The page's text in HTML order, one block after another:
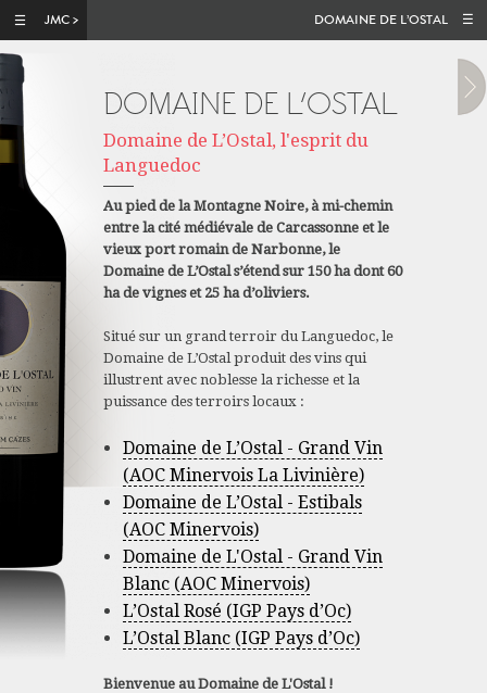
DOMAINE DE L’OSTAL
DOMAINE DE L’OSTAL
Domaine de L’Ostal, l'esprit du
Languedoc
Au pied de la Montagne Noire, à mi-chemin
entre la cité médiévale de Carcassonne et le
vieux port romain de Narbonne, le
Domaine de L’Ostal s’étend sur 150 ha dont 60
ha de vignes et 25 ha d’oliviers.
Situé sur un grand terroir du Languedoc, le
Domaine de L’Ostal produit des vins qui
illustrent avec noblesse la richesse et la
puissance des terroirs locaux :
Domaine de L’Ostal - Grand Vin
(AOC Minervois La Livinière)
Domaine de L’Ostal - Estibals
(AOC Minervois)
Domaine de L'Ostal - Grand Vin
Blanc (AOC Minervois)
L’Ostal Rosé (IGP Pays d’Oc)
L’Ostal Blanc (IGP Pays d’Oc)
Bienvenue au Domaine de L'Ostal !